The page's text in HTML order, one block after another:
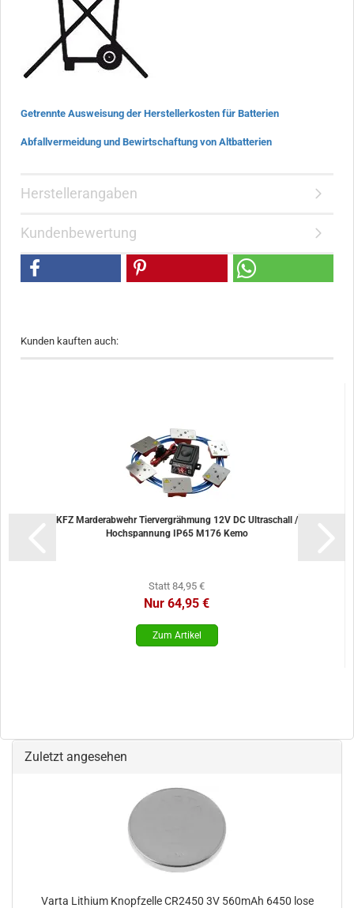
Getrennte Ausweisung der Herstellerkosten für Batterien
Abfallvermeidung und Bewirtschaftung von Altbatterien
Herstellerangaben
Kundenbewertung
Kunden kauften auch:
KFZ Marderabwehr Tiervergrähmung 12V DC Ultraschall /
Hochspannung IP65 M176 Kemo
Statt 84,95 €
Nur 64,95 €
Zuletzt angesehen
Varta Lithium Knopfzelle CR2450 3V 560mAh 6450 lose